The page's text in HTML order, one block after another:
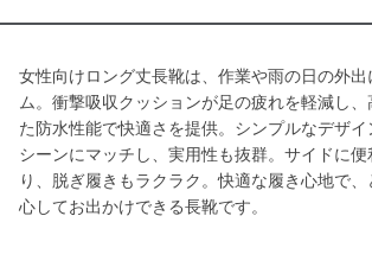
女性向けロング丈長靴は、作業や雨の日の外出
ム。衝撃吸収クッションが足の疲れを軽減し
た防水性能で快適さを提供。シンプルなデザ
シーンにマッチし、実用性も抜群。サイドに
り、脱ぎ履きもラクラク。快適な履き心地で
心してお出かけできる長靴です。